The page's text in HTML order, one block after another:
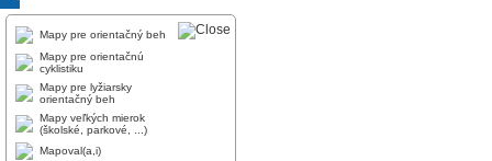
Mapy pre orientačný beh
Mapy pre orientačnú
cyklistiku
Mapy pre lyžiarsky
orientačný beh
Mapy veľkých mierok
(školské, parkové, ...)
Mapoval(a,i)